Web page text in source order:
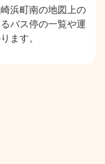
浜町南の地図上の
バス停の一覧や運
ます。